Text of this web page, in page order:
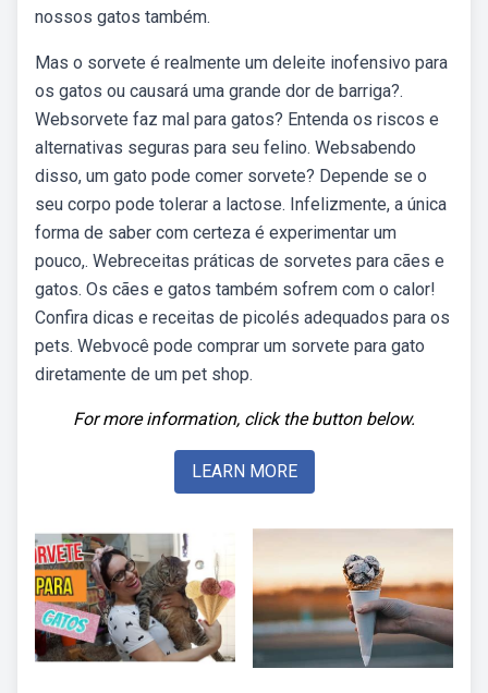
nossos gatos também.
Mas o sorvete é realmente um deleite inofensivo para
os gatos ou causará uma grande dor de barriga?.
Websorvete faz mal para gatos? Entenda os riscos e
alternativas seguras para seu felino. Websabendo
disso, um gato pode comer sorvete? Depende se o
seu corpo pode tolerar a lactose. Infelizmente, a única
forma de saber com certeza é experimentar um
pouco,. Webreceitas práticas de sorvetes para cães e
gatos. Os cães e gatos também sofrem com o calor!
Confira dicas e receitas de picolés adequados para os
pets. Webvocê pode comprar um sorvete para gato
diretamente de um pet shop.
For more information, click the button below.
LEARN MORE